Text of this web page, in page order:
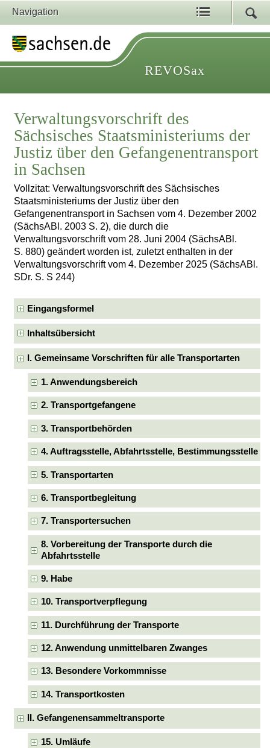
Navigation
REVOSax
Verwaltungsvorschrift des
Sächsisches Staatsministeriums der
Justiz über den Gefangenentransport
in Sachsen
Vollzitat: Verwaltungsvorschrift des Sächsisches
Staatsministeriums der Justiz über den
Gefangenentransport in Sachsen vom 4. Dezember 2002
(SächsABl. 2003 S. 2), die durch die
Verwaltungsvorschrift vom 28. Juni 2004 (SächsABl.
S. 880) geändert worden ist, zuletzt enthalten in der
Verwaltungsvorschrift vom 4. Dezember 2025 (SächsABl.
SDr. S. S 244)
Eingangsformel
Inhaltsübersicht
I. Gemeinsame Vorschriften für alle Transportarten
1. Anwendungsbereich
2. Transportgefangene
3. Transportbehörden
4. Auftragsstelle, Abfahrtsstelle, Bestimmungsstelle
5. Transportarten
6. Transportbegleitung
7. Transportersuchen
8. Vorbereitung der Transporte durch die
Abfahrtsstelle
9. Habe
10. Transportverpflegung
11. Durchführung der Transporte
12. Anwendung unmittelbaren Zwanges
13. Besondere Vorkommnisse
14. Transportkosten
II. Gefangenensammeltransporte
15. Umläufe